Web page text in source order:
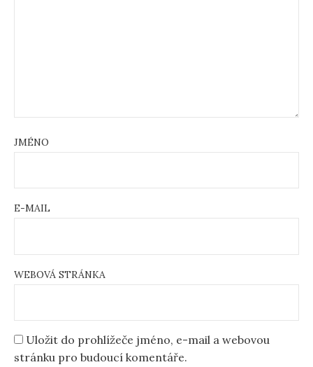
JMÉNO
E-MAIL
WEBOVÁ STRÁNKA
Uložit do prohlížeče jméno, e-mail a webovou
stránku pro budoucí komentáře.